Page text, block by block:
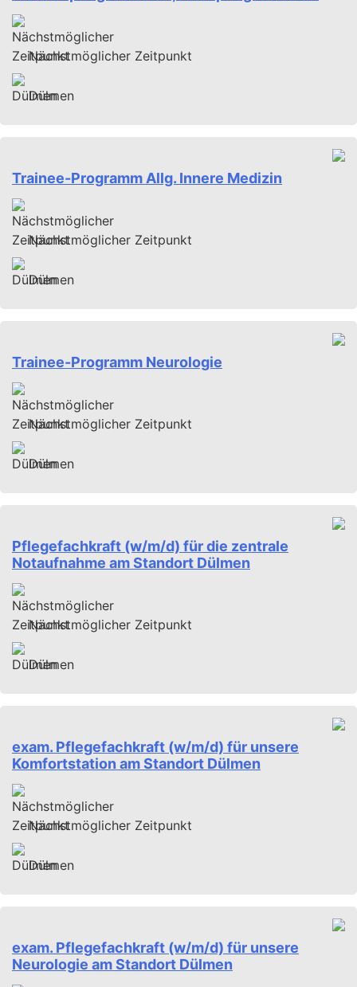
Nächstmöglicher Zeitpunkt
Dülmen
Trainee-Programm Allg. Innere Medizin
Nächstmöglicher Zeitpunkt
Dülmen
Trainee-Programm Neurologie
Nächstmöglicher Zeitpunkt
Dülmen
Pflegefachkraft (w/m/d) für die zentrale
Notaufnahme am Standort Dülmen
Nächstmöglicher Zeitpunkt
Dülmen
exam. Pflegefachkraft (w/m/d) für unsere
Komfortstation am Standort Dülmen
Nächstmöglicher Zeitpunkt
Dülmen
exam. Pflegefachkraft (w/m/d) für unsere
Neurologie am Standort Dülmen